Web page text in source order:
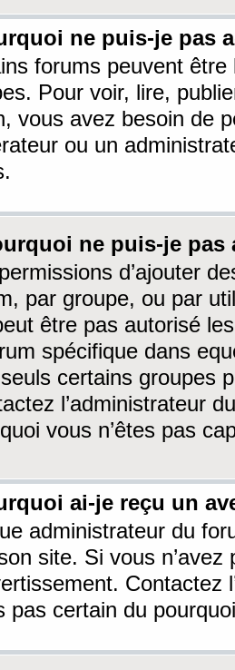
ne puis-je pas
forums peuvent être
Pour voir, lire,
vous avez besoin de
ou un
ne puis-je
d’ajouter
par groupe, ou par
être pas autorisé
spécifique dans
certains groupes
l’administrateur
vous n’êtes pas
ai-je reçu un
administrateur du
site. Si vous
Contactez
pas certain du